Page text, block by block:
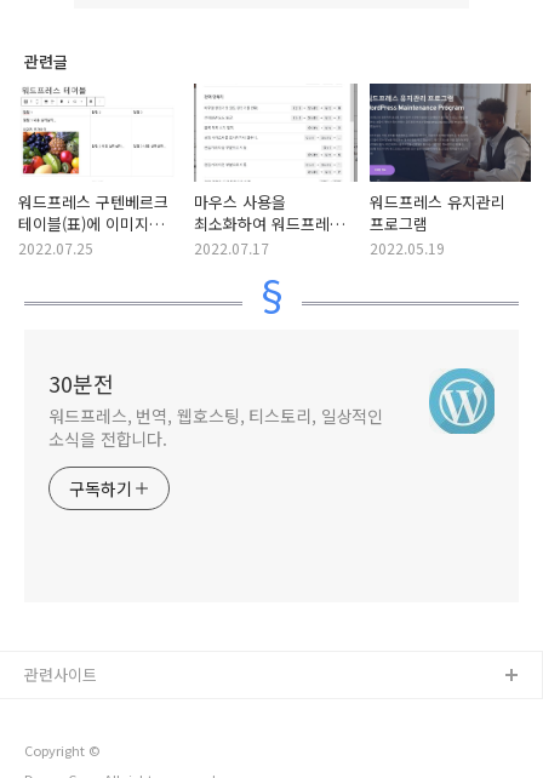
관련글
워드프레스 구텐베르크
테이블(표)에 이미지
추가하는 방법
2022.07.25
마우스 사용을
최소화하여 워드프레스
글 작성하기
2022.07.17
워드프레스 유지관리
프로그램
2022.05.19
30분전
워드프레스, 번역, 웹호스팅, 티스토리, 일상적인
소식을 전합니다.
구독하기
Copyright ©
관련사이트